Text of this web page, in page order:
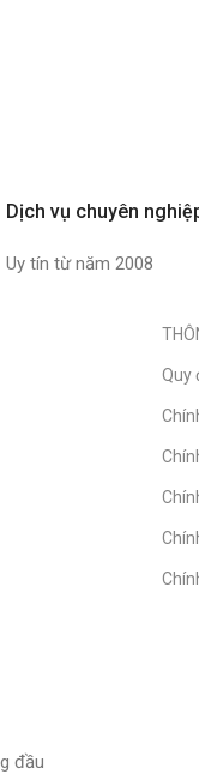
Dịch vụ chuyên
Uy tín từ năm 2008
Quy
đầu